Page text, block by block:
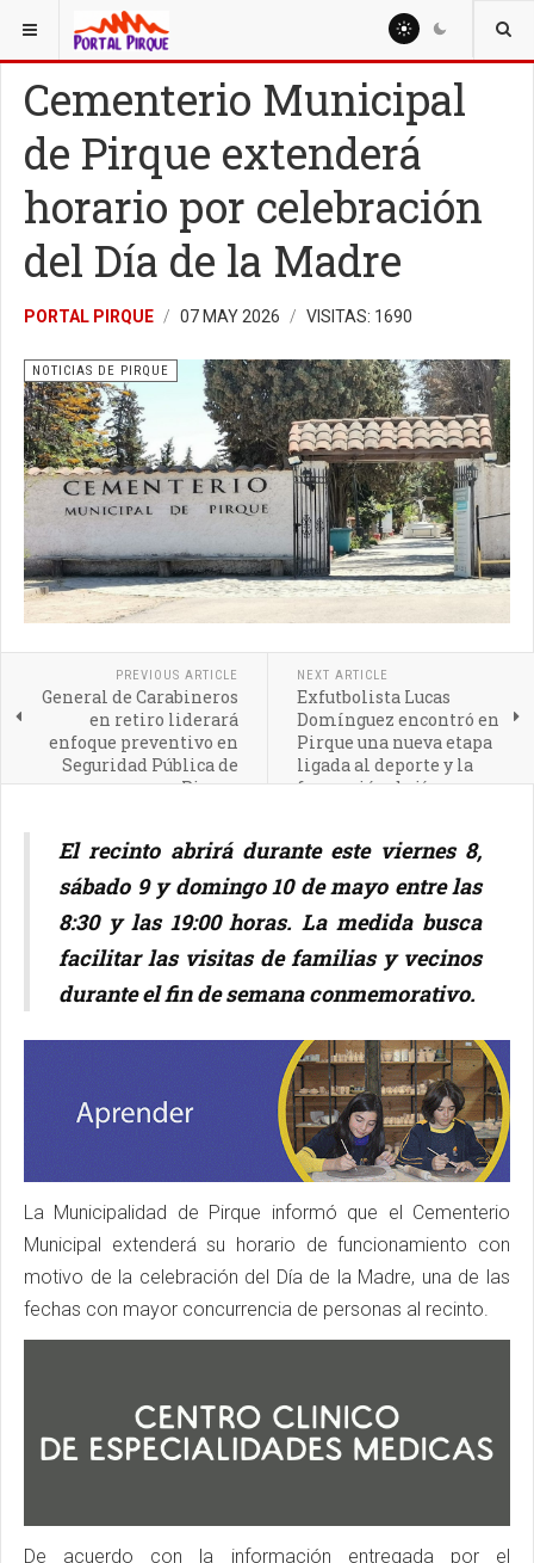
ESTÁ AQUÍ: NOTICIAS
Cementerio Municipal
de Pirque extenderá
horario por celebración
del Día de la Madre
PORTAL PIRQUE 07 MAY 2026 VISITAS: 1690
NOTICIAS DE PIRQUE
PREVIOUS ARTICLE
General de Carabineros
en retiro liderará
enfoque preventivo en
Seguridad Pública de
Pirque
NEXT ARTICLE
Exfutbolista Lucas
Domínguez encontró en
Pirque una nueva etapa
ligada al deporte y la
formación de jóvenes
El recinto abrirá durante este viernes 8,
sábado 9 y domingo 10 de mayo entre las
8:30 y las 19:00 horas. La medida busca
facilitar las visitas de familias y vecinos
durante el fin de semana conmemorativo.
La Municipalidad de Pirque informó que el Cementerio
Municipal extenderá su horario de funcionamiento con
motivo de la celebración del Día de la Madre, una de las
fechas con mayor concurrencia de personas al recinto.
De acuerdo con la información entregada por el